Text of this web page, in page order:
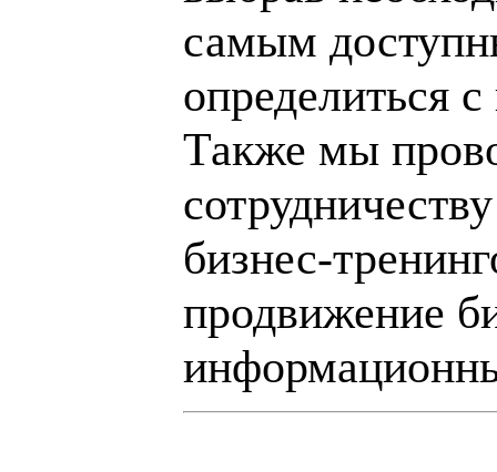
самым
определиться
Также мы
бизнес-
продвижение